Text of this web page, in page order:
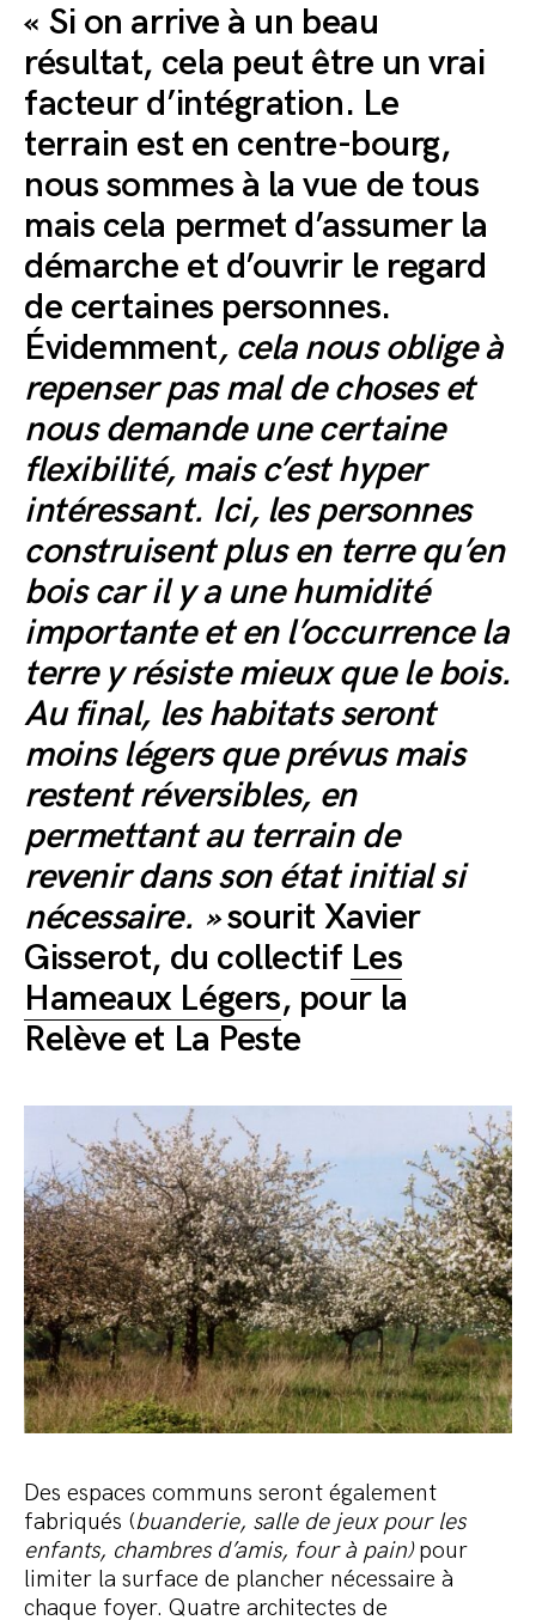
« Si on arrive à un beau
résultat, cela peut être un vrai
facteur d’intégration. Le
terrain est en centre-bourg,
nous sommes à la vue de tous
mais cela permet d’assumer la
démarche et d’ouvrir le regard
de certaines personnes.
Évidemment, cela nous oblige à
repenser pas mal de choses et
nous demande une certaine
flexibilité, mais c’est hyper
intéressant. Ici, les personnes
construisent plus en terre qu’en
bois car il y a une humidité
importante et en l’occurrence la
terre y résiste mieux que le bois.
Au final, les habitats seront
moins légers que prévus mais
restent réversibles, en
permettant au terrain de
revenir dans son état initial si
nécessaire. »sourit Xavier
Gisserot, du collectif Les
Hameaux Légers, pour la
Relève et La Peste
Des espaces communs seront également
fabriqués (buanderie, salle de jeux pour les
enfants, chambres d’amis, four à pain)pour
limiter la surface de plancher nécessaire à
chaque foyer. Quatre architectes de